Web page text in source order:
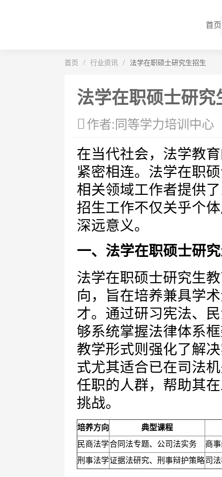
首页
首页 / 行业资讯 / 法学在职硕士研究生招生
法学在职硕士研究
作者:同等学力培训中心
在当代社会，法学教
紧密相连。法学在职
相关领域工作者提供
招生工作不仅关乎个
深远意义。
一、法学在职硕士研
法学在职硕士研究生
向，旨在培养兼具学
才。通过研习宪法、
够系统掌握法律体系
教学形式则强化了解
式尤其适合已在司法
任职的人群，帮助其
挑战。
培养方向
典型课程
民商法学合同法专题、公司法实务
商
刑事法学证据法研究、刑事辩护策略司